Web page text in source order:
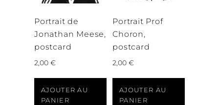
Portrait de
Jonathan Meese,
postcard
2,00 €
AJOUTER AU
PANIER
Portrait Prof
Choron,
postcard
2,00€
AJOUTER AU
PANIER